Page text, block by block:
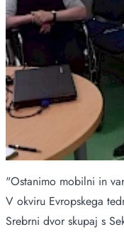
"Ostanimo mobilni in
V okviru Evropskega
Srebrni dvor skupaj s